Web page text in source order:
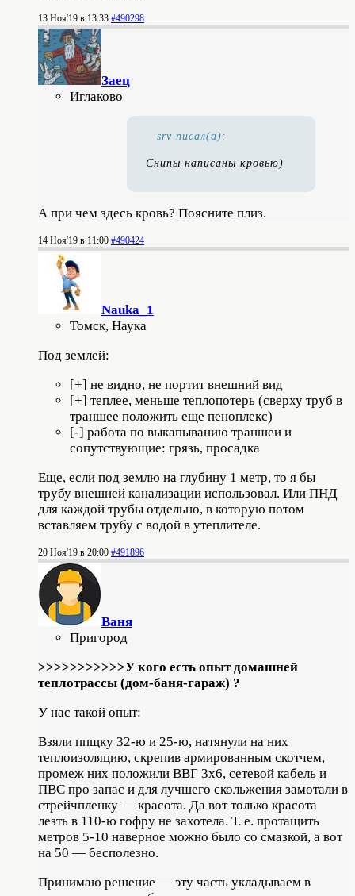
13 Ноя'19 в 13:33 #490298
Заец
Иглаково
srv писал(а):
Снипы написаны кровью)
А при чем здесь кровь? Поясните плиз.
14 Ноя'19 в 11:00 #490424
Nauka_1
Томск, Наука
Под землей:
[+] не видно, не портит внешний вид
[+] теплее, меньше теплопотерь (сверху труб в
траншее положить еще пеноплекс)
[-] работа по выкапыванию траншеи и
сопутствующие: грязь, просадка
Еще, если под землю на глубину 1 метр, то я бы
трубу внешней канализации использовал. Или ПНД
для каждой трубы отдельно, в которую потом
вставляем трубу с водой в утеплителе.
20 Ноя'19 в 20:00 #491896
Ваня
Пригород
>>>>>>>>>>>У кого есть опыт домашней
теплотрассы (дом-баня-гараж) ?
У нас такой опыт:
Взяли ппщку 32-ю и 25-ю, натянули на них
теплоизоляцию, скрепив армированным скотчем,
промеж них положили ВВГ 3х6, сетевой кабель и
ПВС про запас и для лучшего скольжения замотали в
стрейчпленку — красота. Да вот только красота
лезть в 110-ю гофру не захотела. Т. е. протащить
метров 5-10 наверное можно было со смазкой, а вот
на 50 — бесполезно.
Принимаю решение — эту часть укладываем в